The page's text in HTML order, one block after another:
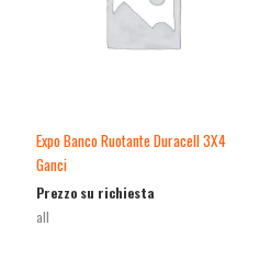
Expo Banco Ruotante Duracell 3X4
Ganci
Prezzo su richiesta
all